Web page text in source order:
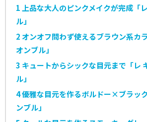
1 上品な大人のピンクメイクが完成「
ル」
2 オンオフ問わず使えるブラウン系カ
オンブル」
3 キュートからシックな目元まで「レ
ル」
4優雅な目元を作るボルドー×ブラッ
ンブル」